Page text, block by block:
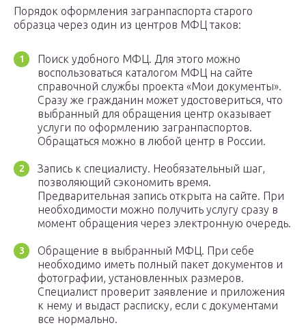
Порядок оформления загранпаспорта старого
образца через один из центров МФЦ таков:
Поиск удобного МФЦ. Для этого можно
воспользоваться каталогом МФЦ на сайте
справочной службы проекта «Мои документы».
Сразу же гражданин может удостовериться, что
выбранный для обращения центр оказывает
услуги по оформлению загранпаспортов.
Обращаться можно в любой центр в России.
Запись к специалисту. Необязательный шаг,
позволяющий сэкономить время.
Предварительная запись открыта на сайте. При
необходимости можно получить услугу сразу в
момент обращения через электронную очередь.
Обращение в выбранный МФЦ. При себе
необходимо иметь полный пакет документов и
фотографии, установленных размеров.
Специалист проверит заявление и приложения
к нему и выдаст расписку, если с документами
все нормально.